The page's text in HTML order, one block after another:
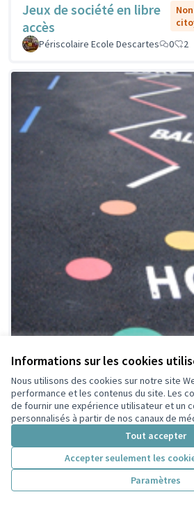
Informations sur les cookies
Nous utilisons des cookies sur notre site
performance et les contenus du site. Les
de fournir une expérience utilisateur et un
personnalisés à partir de nos canaux de
Tout accepter
Accepter seulement les
Paramètres
Jeux de société en libre
accès
Périscolaire Ecole Descartes
0 2
Jouons en sortant de
l'école !
Celine GAMET
7 7